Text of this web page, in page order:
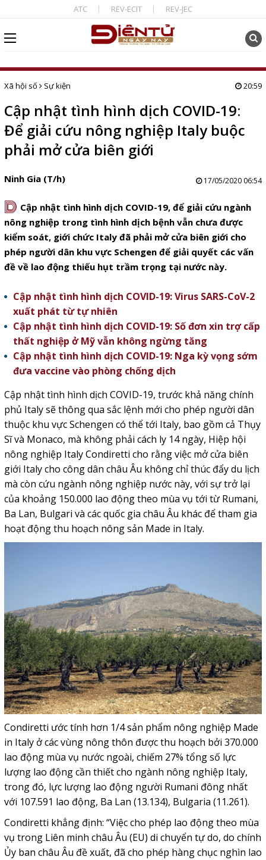
ATC REV-ECIT REV-JEC
Xã hội số Sự kiện 20:59
Cập nhật tình hình dịch COVID-19:
Để giải cứu nông nghiệp Italy buộc
phải mở cửa biên giới
Ninh Gia (T/h) 17/05/2020 06:54
D Cập nhật tình hình dịch COVID-19, để giải cứu ngành
nông nghiệp trong tình hình dịch bệnh vẫn chưa được
kiểm soát, giới chức Italy đã phải mở cửa biên giới cho
phép người dân khu vực Schengen để giải quyết các vấn
đề về lao động thiếu hụt trầm trọng tại nước này.
Cập nhật tình hình dịch COVID-19: Virus SARS-CoV-2
xuất phát từ tự nhiên
Cập nhật tình hình dịch COVID-19: Số đơn xin trợ cấp
thất nghiệp ở Mỹ vẫn không ngừng tăng
Cập nhật tình hình dịch COVID-19: Nga kỳ vọng sớm
đưa vaccine vào phòng chống dịch
Cập nhật tình hình dịch COVID-19, trước khả năng chính
phủ Italy sẽ thông qua sắc lệnh mới cho phép người dân
thuộc khu vực Schengen có thể tới Italy, bao gồm cả Thụy
Sĩ và Monaco, mà không phải cách ly 14 ngày, Hiệp hội
nông nghiệp Italy Condiretti cho rằng việc mở cửa biên
giới Italy cho công dân châu Âu không chỉ thúc đẩy du lịch
mà còn cứu ngành nông nghiệp nước này, với sự trở lại
của khoảng 150.000 lao động theo mùa vụ tới từ Rumani,
Ba Lan, Bulgari và các quốc gia châu Âu khác để tham gia
hoạt động thu hoạch nông sản Made in Italy.
Condiretti ước tính hơn 1/4 sản phẩm nông nghiệp Made
in Italy ở các vùng nông thôn được thu hoạch bởi 370.000
lao động mùa vụ nước ngoài, chiếm 27% tổng số lực
lượng lao động cần thiết cho ngành nông nghiệp Italy,
trong đó, lực lượng lao động người Rumani đông nhất
với 107.591 lao động, Ba Lan (13.134), Bulgaria (11.261).
Condiretti khẳng định: “Việc cho phép lao động theo mùa
vụ trong Liên minh châu Âu (EU) di chuyển tự do, do chính
Ủy ban châu Âu đề xuất, đã cho phép hàng chục nghìn lao